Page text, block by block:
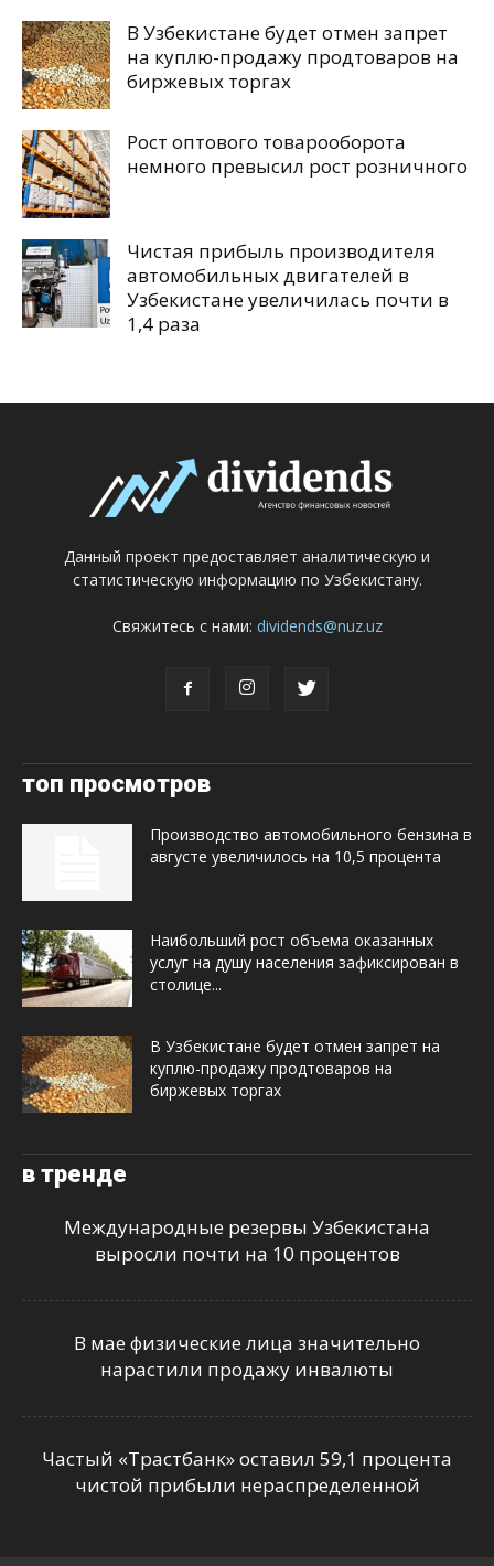
В Узбекистане будет отмен запрет
на куплю-продажу продтоваров на
биржевых торгах
Рост оптового товарооборота
немного превысил рост розничного
Чистая прибыль производителя
автомобильных двигателей в
Узбекистане увеличилась почти в
1,4 раза
Данный проект предоставляет аналитическую и
статистическую информацию по Узбекистану.
Свяжитесь с нами: dividends@nuz.uz
топ просмотров
Производство автомобильного бензина в
августе увеличилось на 10,5 процента
Наибольший рост объема оказанных
услуг на душу населения зафиксирован в
столице...
В Узбекистане будет отмен запрет на
куплю-продажу продтоваров на
биржевых торгах
в тренде
Международные резервы Узбекистана
выросли почти на 10 процентов
В мае физические лица значительно
нарастили продажу инвалюты
Частый «Трастбанк» оставил 59,1 процента
чистой прибыли нераспределенной